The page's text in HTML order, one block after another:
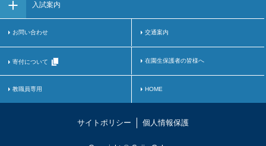
入試案内
お問い合わせ 交通案内
寄付について 在園生保護者の皆様へ
教職員専用 HOME
サイトポリシー 個人情報保護